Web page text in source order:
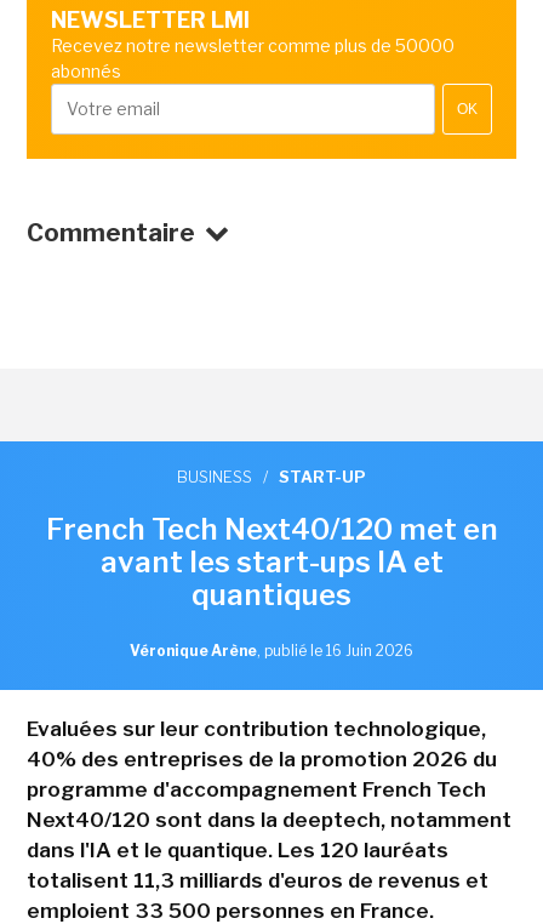
NEWSLETTER LMI
Recevez notre newsletter comme plus de 50000
abonnés
OK
Commentaire
BUSINESS / START-UP
French Tech Next40/120 met en
avant les start-ups IA et
quantiques
Véronique Arène, publié le 16 Juin 2026
Evaluées sur leur contribution technologique,
40% des entreprises de la promotion 2026 du
programme d'accompagnement French Tech
Next40/120 sont dans la deeptech, notamment
dans l'IA et le quantique. Les 120 lauréats
totalisent 11,3 milliards d'euros de revenus et
emploient 33 500 personnes en France.